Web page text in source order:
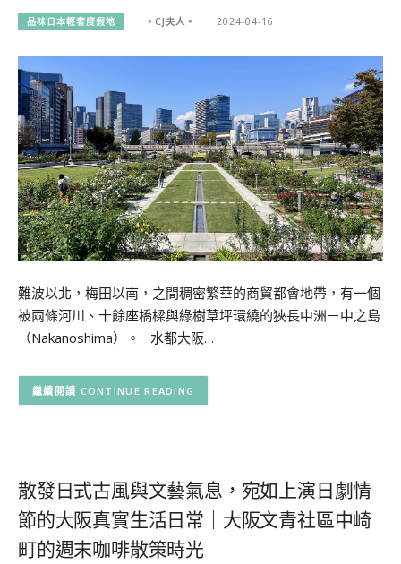
品味日本輕奢度假地 。CJ夫人。 2024-04-16
難波以北，梅田以南，之間稠密繁華的商貿都會地帶，有一個
被兩條河川、十餘座橋樑與綠樹草坪環繞的狹長中洲－中之島
（Nakanoshima）。 水都大阪…
CONTINUE READING
散發日式古風與文藝氣息，宛如上演日劇情
節的大阪真實生活日常｜大阪文青社區中崎
町的週末咖啡散策時光